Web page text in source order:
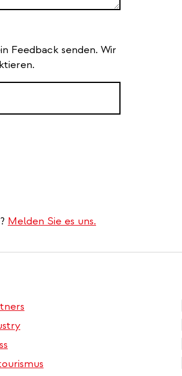
Feedback senden. Wir
Melden Sie es uns.